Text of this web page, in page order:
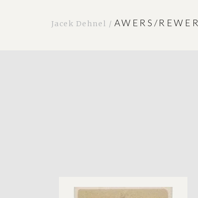
Jacek Dehnel / AWERS/